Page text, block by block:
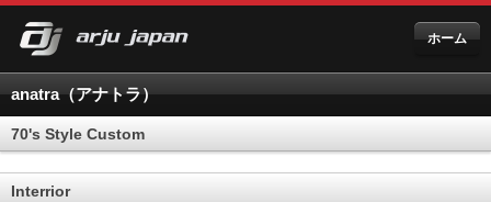
ホーム
anatra（アナトラ）
70's Style Custom
Interrior